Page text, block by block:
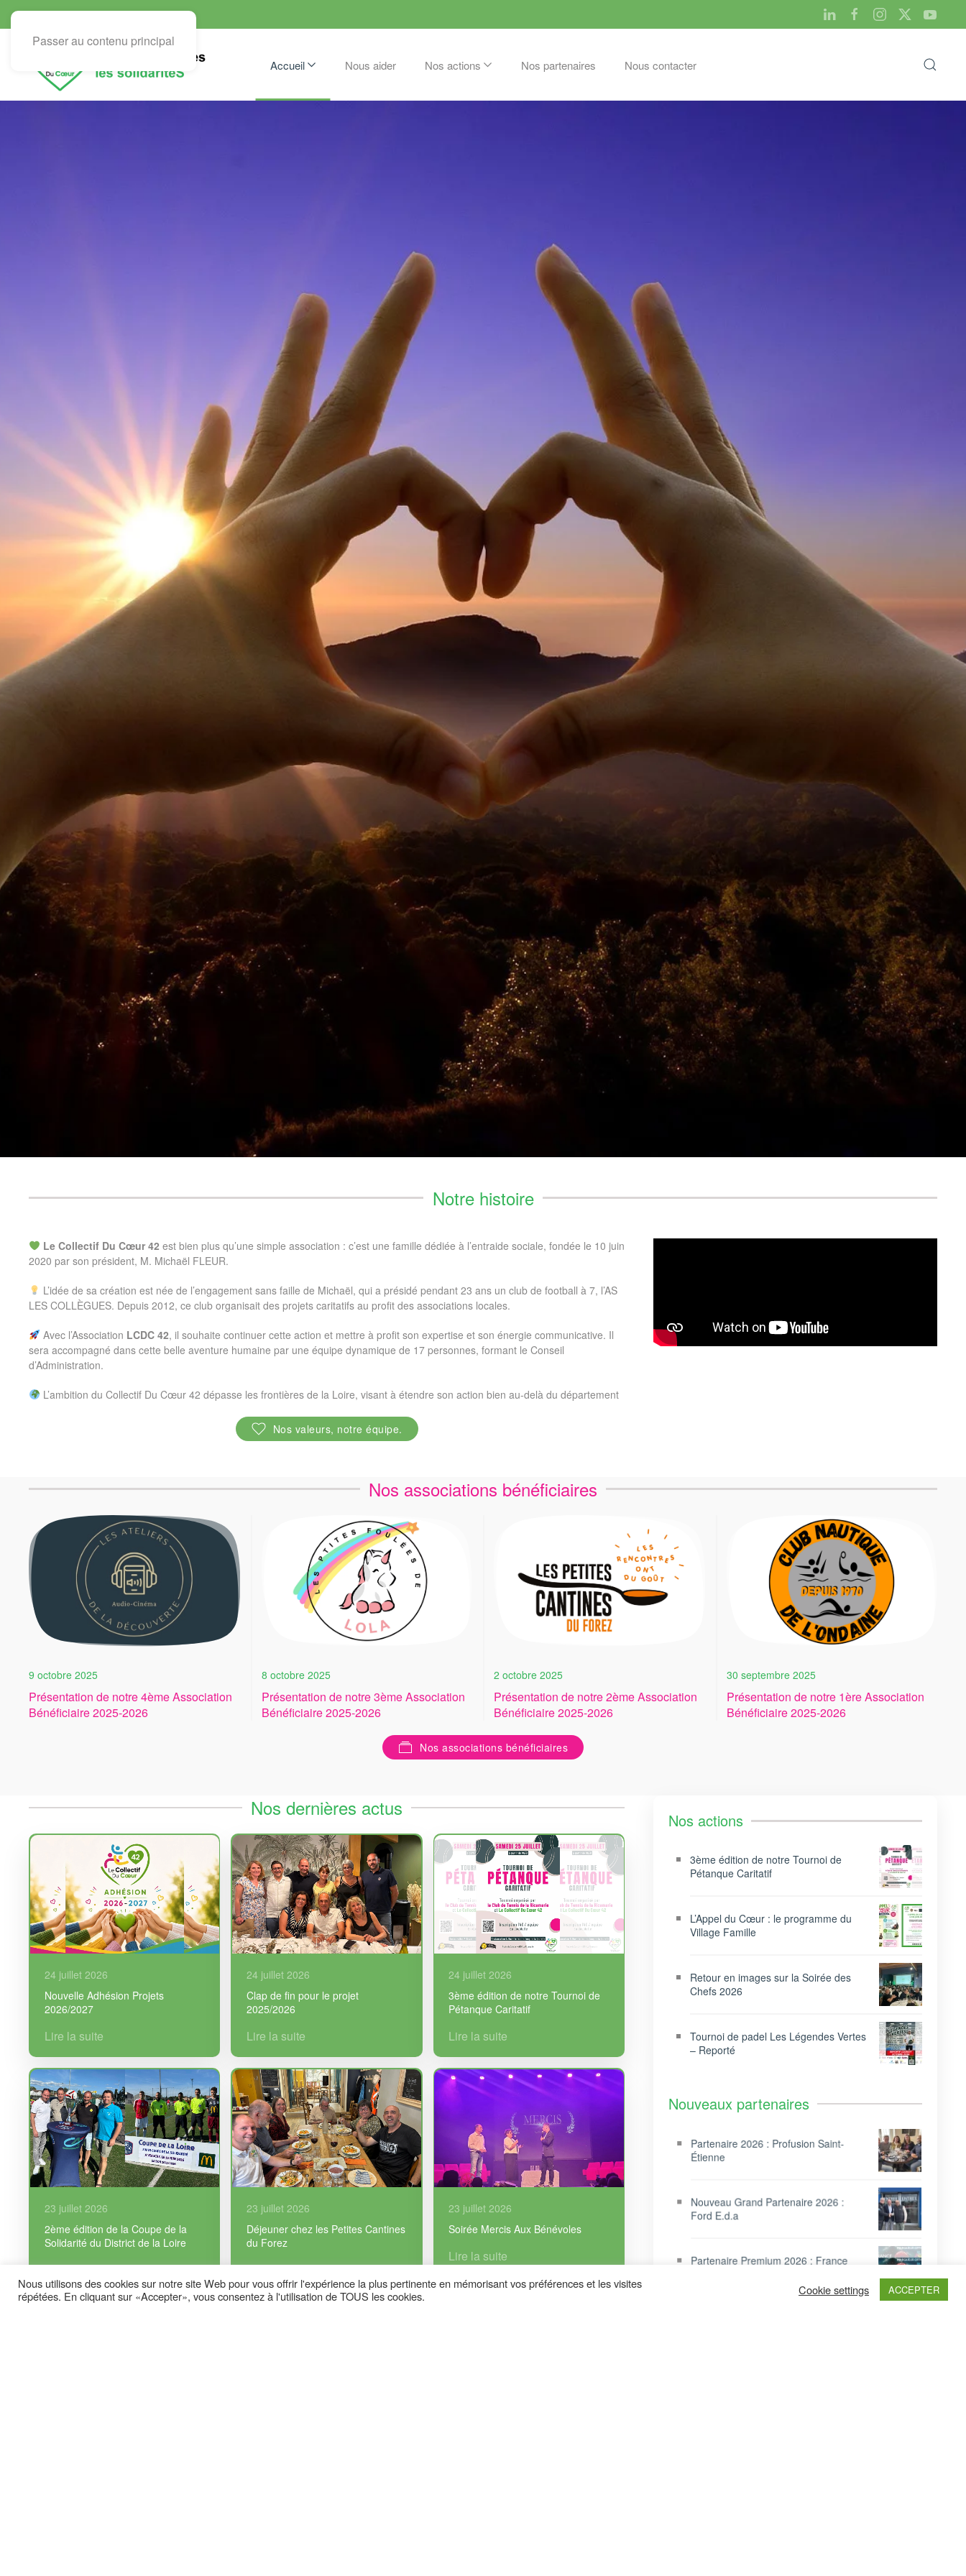
Passer au contenu principal
Accueil Nous aider Nos actions Nos partenaires Nous contacter
Notre histoire
Le Collectif Du Cœur 42 est bien plus qu’une simple association : c’est une famille dédiée à l’entraide sociale, fondée le 10 juin
2020 par son président, M. Michaël FLEUR.
L’idée de sa création est née de l’engagement sans faille de Michaël, qui a présidé pendant 23 ans un club de football à 7, l’AS
LES COLLÈGUES. Depuis 2012, ce club organisait des projets caritatifs au profit des associations locales.
Avec l’Association LCDC 42, il souhaite continuer cette action et mettre à profit son expertise et son énergie communicative. Il
sera accompagné dans cette belle aventure humaine par une équipe dynamique de 17 personnes, formant le Conseil
d’Administration.
L’ambition du Collectif Du Cœur 42 dépasse les frontières de la Loire, visant à étendre son action bien au-delà du département
Nos valeurs, notre équipe.
Nos associations bénéficiaires
9 octobre 2025
Présentation de notre 4ème Association
Bénéficiaire 2025-2026
8 octobre 2025
Présentation de notre 3ème Association
Bénéficiaire 2025-2026
2 octobre 2025
Présentation de notre 2ème Association
Bénéficiaire 2025-2026
30 septembre 2025
Présentation de notre 1ère Association
Bénéficiaire 2025-2026
Nos associations bénéficiaires
Nos dernières actus
24 juillet 2026
Nouvelle Adhésion Projets
2026/2027
Lire la suite
24 juillet 2026
Clap de fin pour le projet
2025/2026
Lire la suite
24 juillet 2026
3ème édition de notre Tournoi de
Pétanque Caritatif
Lire la suite
23 juillet 2026
2ème édition de la Coupe de la
Solidarité du District de la Loire
Lire la suite
23 juillet 2026
Déjeuner chez les Petites Cantines
du Forez
Lire la suite
23 juillet 2026
Soirée Mercis Aux Bénévoles
Lire la suite
Nos actions
3ème édition de notre Tournoi de
Pétanque Caritatif
L’Appel du Cœur : le programme du
Village Famille
Retour en images sur la Soirée des
Chefs 2026
Tournoi de padel Les Légendes Vertes
– Reporté
Nouveaux partenaires
Partenaire 2026 : Profusion Saint-
Étienne
Nouveau Grand Partenaire 2026 :
Ford E.d.a
Partenaire Premium 2026 : France
Nous utilisons des cookies sur notre site Web pour vous offrir l'expérience la plus pertinente en mémorisant vos préférences et les visites
répétées. En cliquant sur «Accepter», vous consentez à l'utilisation de TOUS les cookies.
Cookie settings ACCEPTER